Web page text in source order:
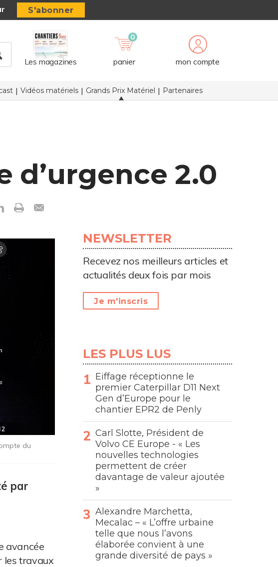
S'abonner
Les magazines
0
panier mon compte
Vidéos matériels Grands Prix Matériel Partenaires
d’urgence 2.0
du
par
avancée
les travaux
NEWSLETTER
Recevez nos meilleurs articles et
actualités deux fois par mois
Je m'inscris
LES PLUS LUS
Eiffage réceptionne le
premier Caterpillar D11 Next
Gen d’Europe pour le
chantier EPR2 de Penly
Carl Slotte, Président de
Volvo CE Europe - « Les
nouvelles technologies
permettent de créer
davantage de valeur ajoutée
»
Alexandre Marchetta,
Mecalac – « L’offre urbaine
telle que nous l’avons
élaborée convient à une
grande diversité de pays »